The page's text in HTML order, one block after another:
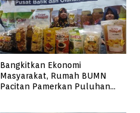
Bangkitkan Ekonomi
Masyarakat, Rumah BUMN
Pacitan Pamerkan Puluhan